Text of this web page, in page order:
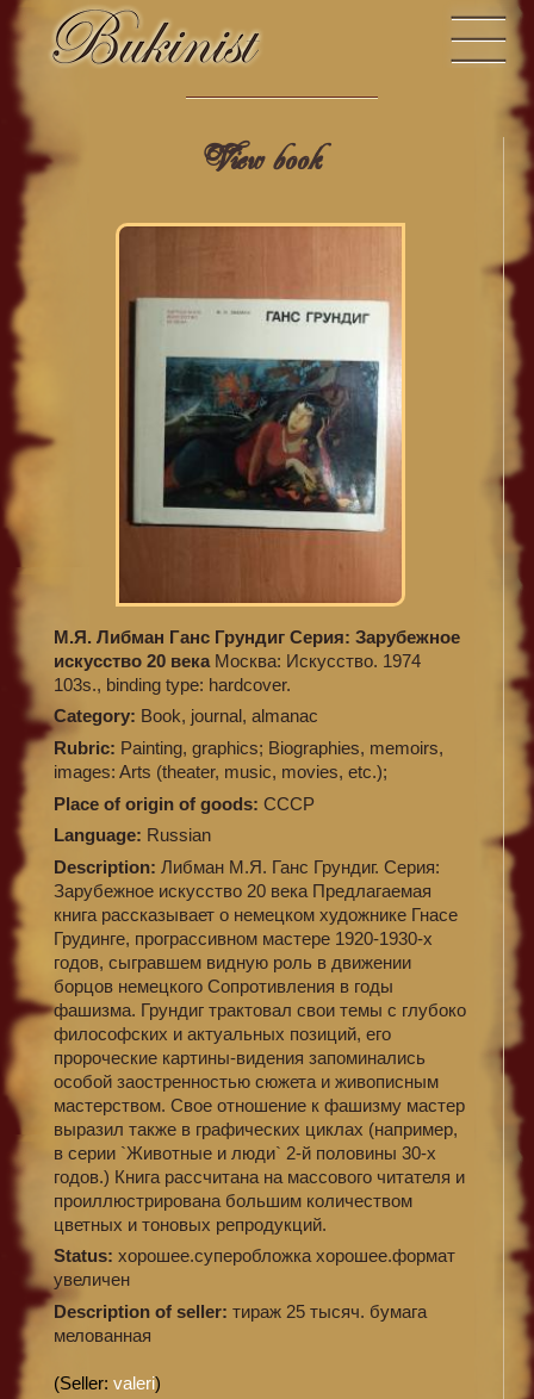
View book
М.Я. Либман Ганс Грундиг Серия: Зарубежное
искусство 20 века Москва: Искусство. 1974
103s., binding type: hardcover.
Category: Book, journal, almanac
Rubric: Painting, graphics; Biographies, memoirs,
images: Arts (theater, music, movies, etc.);
Place of origin of goods: СССР
Language: Russian
Description: Либман М.Я. Ганс Грундиг. Серия:
Зарубежное искусство 20 века Предлагаемая
книга рассказывает о немецком художнике Гнасе
Грудинге, програссивном мастере 1920-1930-х
годов, сыгравшем видную роль в движении
борцов немецкого Сопротивления в годы
фашизма. Грундиг трактовал свои темы с глубоко
философских и актуальных позиций, его
пророческие картины-видения запоминались
особой заостренностью сюжета и живописным
мастерством. Свое отношение к фашизму мастер
выразил также в графических циклах (например,
в серии `Животные и люди` 2-й половины 30-х
годов.) Книга рассчитана на массового читателя и
проиллюстрирована большим количеством
цветных и тоновых репродукций.
Status: хорошее.суперобложка хорошее.формат
увеличен
Description of seller: тираж 25 тысяч. бумага
мелованная
(Seller: valeri)